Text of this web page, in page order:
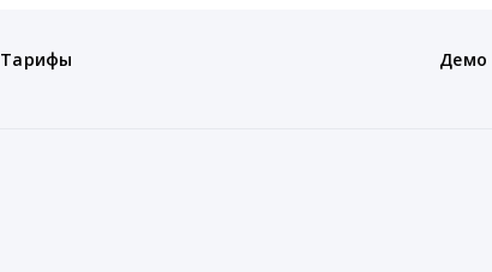
Тарифы Демо